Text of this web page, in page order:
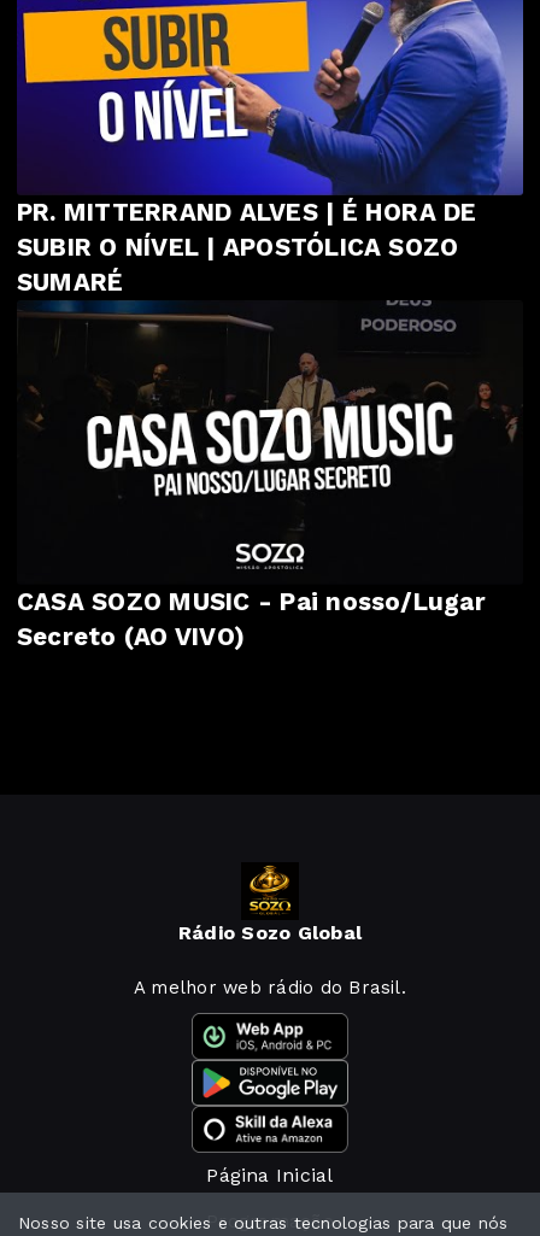
PR. MITTERRAND ALVES | É HORA DE
SUBIR O NÍVEL | APOSTÓLICA SOZO
SUMARÉ
CASA SOZO MUSIC - Pai nosso/Lugar
Secreto (AO VIVO)
Rádio Sozo Global
A melhor web rádio do Brasil.
Página Inicial
Programação
Nosso site usa cookies e outras tecnologias para que nós